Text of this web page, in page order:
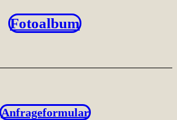
Fotoalbum
Anfrageformular